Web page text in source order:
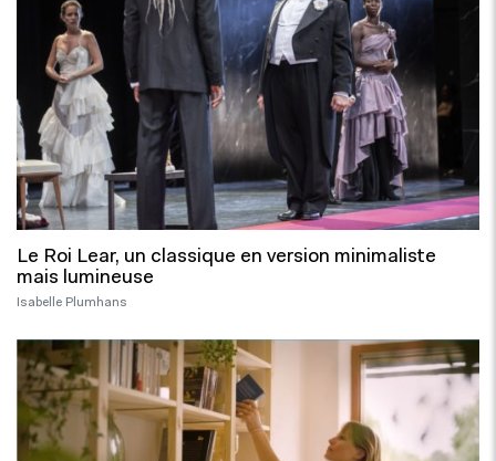
Le Roi Lear, un classique en version minimaliste
mais lumineuse
Isabelle Plumhans